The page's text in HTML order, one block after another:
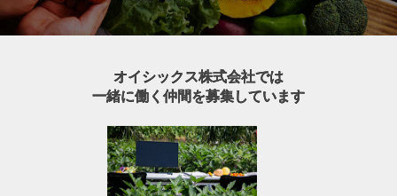
オイシックス株式会社では
一緒に働く仲間を募集しています